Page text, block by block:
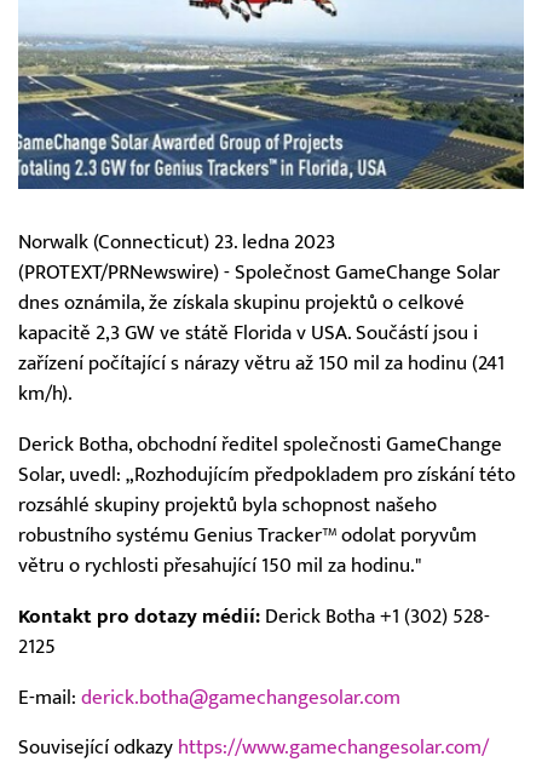
Norwalk (Connecticut) 23. ledna 2023
(PROTEXT/PRNewswire) - Společnost GameChange Solar
dnes oznámila, že získala skupinu projektů o celkové
kapacitě 2,3 GW ve státě Florida v USA. Součástí jsou i
zařízení počítající s nárazy větru až 150 mil za hodinu (241
km/h).
Derick Botha, obchodní ředitel společnosti GameChange
Solar, uvedl: „Rozhodujícím předpokladem pro získání této
rozsáhlé skupiny projektů byla schopnost našeho
robustního systému Genius Tracker™ odolat poryvům
větru o rychlosti přesahující 150 mil za hodinu."
Kontakt pro dotazy médií: Derick Botha +1 (302) 528-
2125
E-mail: derick.botha@gamechangesolar.com
Související odkazy https://www.gamechangesolar.com/